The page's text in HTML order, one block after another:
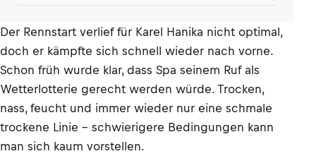
Der Rennstart verlief für Karel Hanika nicht optimal,
doch er kämpfte sich schnell wieder nach vorne.
Schon früh wurde klar, dass Spa seinem Ruf als
Wetterlotterie gerecht werden würde. Trocken,
nass, feucht und immer wieder nur eine schmale
trockene Linie – schwierigere Bedingungen kann
man sich kaum vorstellen.